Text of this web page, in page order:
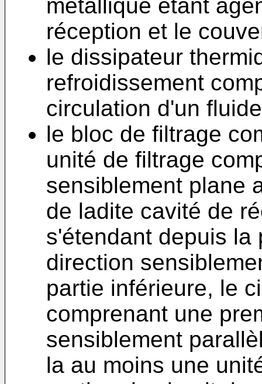
métallique étant
réception et le
le dissipateur
refroidissement
circulation d'un
le bloc de filtrage
unité de filtrage
sensiblement plane
de ladite cavité de
s'étendant depuis la
direction
partie inférieure, le
comprenant une
sensiblement
la au moins une